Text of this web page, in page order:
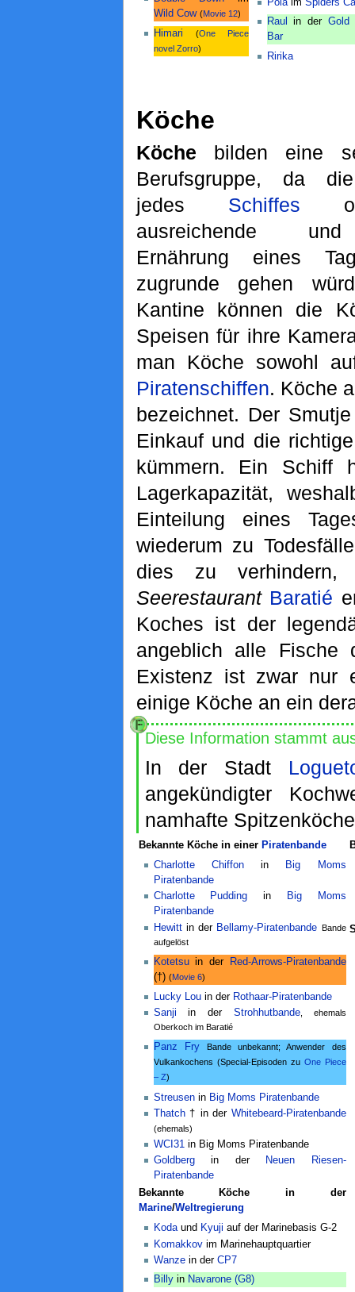
Wild Cow (Movie 12)
Himari (One Piece
novel Zorro)
Raul
in der Gold
Bar
Ririka
Köche
Köche bilden eine
Berufsgruppe, da
jedes Schiffes
ausreichende
Ernährung eines
zugrunde gehen
Kantine können die
Speisen für ihre
man Köche sowohl
Piratenschiffen. Köche
bezeichnet. Der
Einkauf und die
kümmern. Ein Schiff
Lagerkapazität,
Einteilung eines
wiederum zu
dies zu
Seerestaurant Baratié
Koches ist der
angeblich alle Fische
Existenz ist zwar nur
einige Köche an ein
Diese Information stammt
In der Stadt
angekündigter
namhafte
Bekannte Köche in einer Piratenbande
Charlotte Chiffonin
Big Moms
Piratenbande
Charlotte Pudding in
Big Moms
Piratenbande
Hewittin der Bellamy-Piratenbande Bande
aufgelöst
Kotetsuin der
Red-Arrows-Piratenbande
(†) (Movie 6)
Lucky Louin der Rothaar-Piratenbande
Sanji in der Strohhutbande, ehemals
Oberkoch im Baratié
Panz Fry
Bande unbekannt; Anwender des
Vulkankochens (Special-Episoden zu One Piece
– Z)
Streusenin Big Moms Piratenbande
Thatch† in der Whitebeard-Piratenbande
(ehemals)
WCI31in Big Moms Piratenbande
Goldbergin der
Neuen Riesen-
Piratenbande
Bekannte Köche in der
Marine/Weltregierung
Kodaund Kyuji auf der Marinebasis G-2
Komakkovim Marinehauptquartier
Wanzein der CP7
Billyin Navarone (G8)